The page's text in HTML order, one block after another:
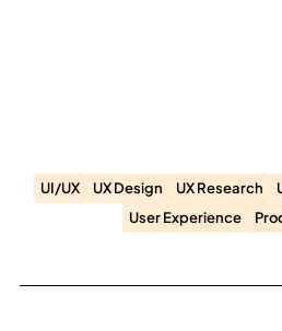
UI/UX UX Design UX Research
User Experience